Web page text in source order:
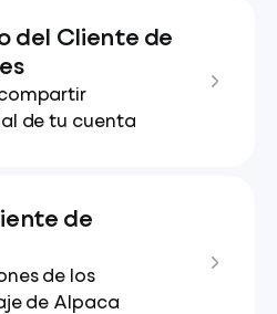
del Cliente de
de tu cuenta
de
de los
de Alpaca